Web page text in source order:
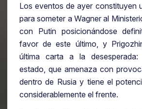
Los eventos de ayer constituyen
para someter a Wagner al
con Putin posicionándose
favor de este último, y
última carta a la
estado, que amenaza con
dentro de Rusia y tiene el
considerablemente el frente.